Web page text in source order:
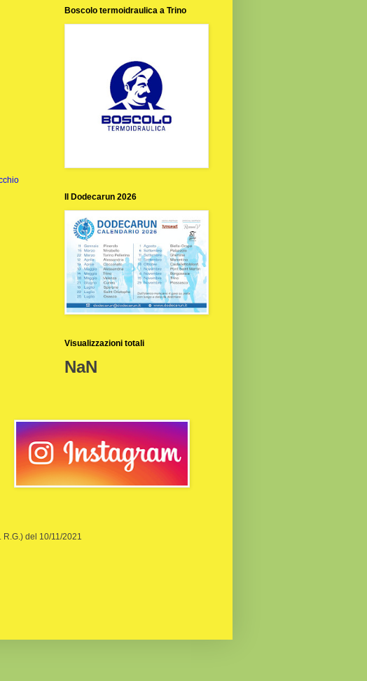
Boscolo termoidraulica a Trino
Il Dodecarun 2026
Visualizzazioni totali
NaN
del 10/11/2021